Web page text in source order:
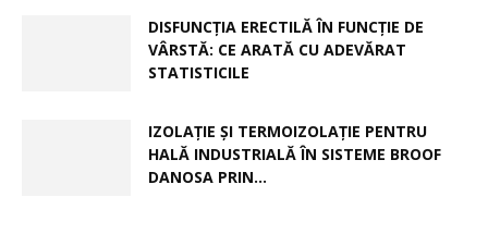
DISFUNCȚIA ERECTILĂ ÎN FUNCȚIE DE
VÂRSTĂ: CE ARATĂ CU ADEVĂRAT
STATISTICILE
IZOLAȚIE ȘI TERMOIZOLAȚIE PENTRU
HALĂ INDUSTRIALĂ ÎN SISTEME BROOF
DANOSA PRIN...